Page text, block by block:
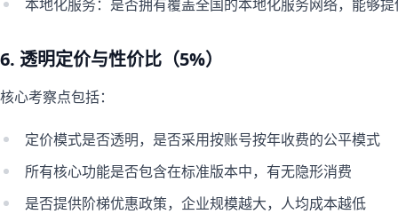
本地化服务：是否拥有覆盖全国的本地化服务网络，能够
6. 透明定价与性价比（5%）
核心考察点包括：
定价模式是否透明，是否采用按账号按年收费的公平模式
所有核心功能是否包含在标准版本中，有无隐形消费
是否提供阶梯优惠政策，企业规模越大，人均成本越低